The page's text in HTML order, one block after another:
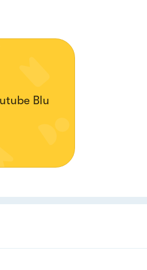
Blu